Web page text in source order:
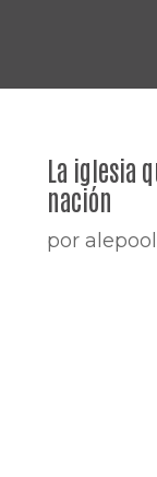
La iglesia
nación
por